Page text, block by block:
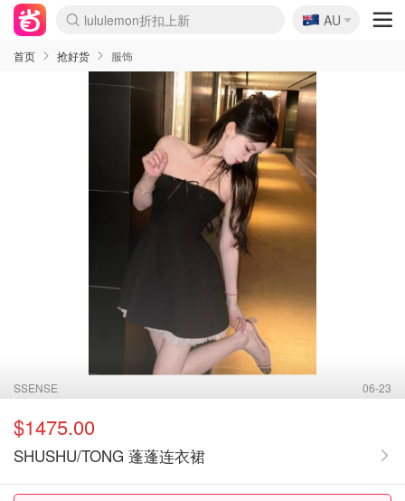
lululemon折扣上新
Sasa美妆护肤3.5折
SSENSE年中3折
FreshBeauty好价汇总
Cettire降价+叠9折
Farfetch折上8折
WWS Coles超市实拍
viagogo二手票捡漏
Myer清仓1折起
The Outnet奢牌1折起
David Jones 3折起
Flannels大牌1折
Perfumes Club护肤1折
AMIRO返校季6.2折
Oweek抽奖送Airpods
Amazon折扣汇总
eToro入金$200送$50
Amazon数码好物
ICONIC本周7.5折
ThedoubleF高奢地板价
Moose Knuckles 6折
丝芙兰5折起
EUFY官网3.7折起
Selenichast首饰2折
Trip机票酒店促销
YSL送5件彩妆礼
Amazon家居好物
BIGBANG巡演开票
David Jones时尚3折
Amazon美妆护肤
雅漾大喷$8
过敏原检测盒$33
伊索独家赠50ml沐浴露
科颜氏清仓3折
SEALIFE海洋馆门票6折
丝塔芙大白罐$16
订阅Newsletter送香薰
Cult Beauty 6.8折
Harrods圣诞日历2.3折
LN-CC奢牌私促3折
d'Alba空姐喷雾$16
EVE LOM套装逆天2折
Bernardelli独家4折
Adore Beauty 6折起
CT圣诞日历
Mytheresa奢品2.7折
Luxury Escapes 9折
Currentbody美容仪9折
卡诗9折+赠4件礼
MOON Garden Live
ALLSAINTS美衣3折
Roborock扫地机3.7折
Tingo Life水杯$24
Valentino官网5折
CR洗发护发6.3折
🇦🇺
AU
首页 抢好货 服饰
SSENSE 06-23
$1475.00
SHUSHU/TONG 蓬蓬连衣裙